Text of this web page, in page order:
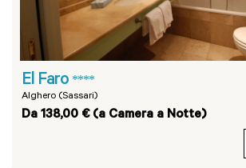
El Faro ****
Alghero (Sassari)
Da 138,00 € (a Camera a Notte)